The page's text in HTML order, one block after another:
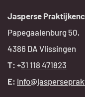
Jasperse
Papegaaienburg 50,
4386 DA Vlissingen
T: +31 118 471823
E: